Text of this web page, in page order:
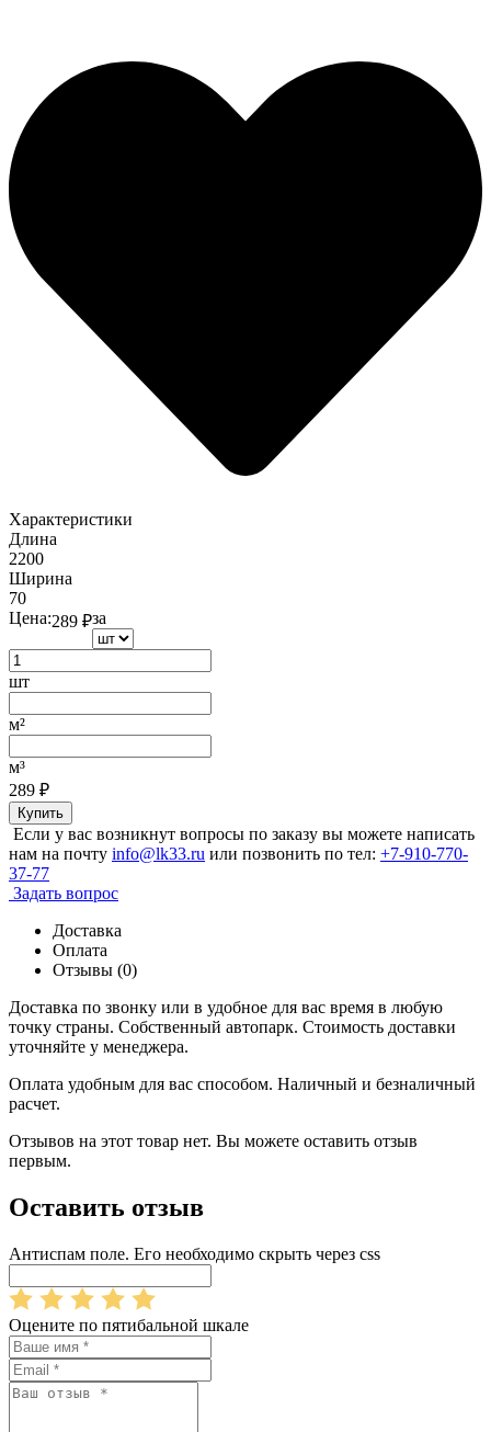
Характеристики
Длина
2200
Ширина
70
Цена:289 ₽за
шт
м²
м³
289 ₽
Купить
Если у вас возникнут вопросы по заказу вы можете написать
нам на почту info@lk33.ru или позвонить по тел: +7-910-770-
37-77
Задать вопрос
Доставка
Оплата
Отзывы (0)
Доставка по звонку или в удобное для вас время в любую
точку страны. Собственный автопарк. Стоимость доставки
уточняйте у менеджера.
Оплата удобным для вас способом. Наличный и безналичный
расчет.
Отзывов на этот товар нет. Вы можете оставить отзыв
первым.
Оставить отзыв
Антиспам поле. Его необходимо скрыть через css
Оцените по пятибальной шкале